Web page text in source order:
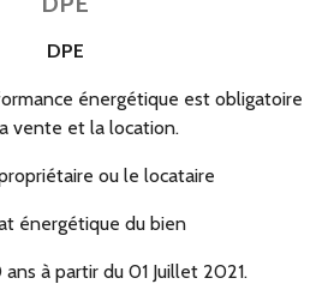
DPE
énergétique est obligatoire
vente et la location.
ou le locataire
énergétique du bien
à partir du 01 Juillet 2021.